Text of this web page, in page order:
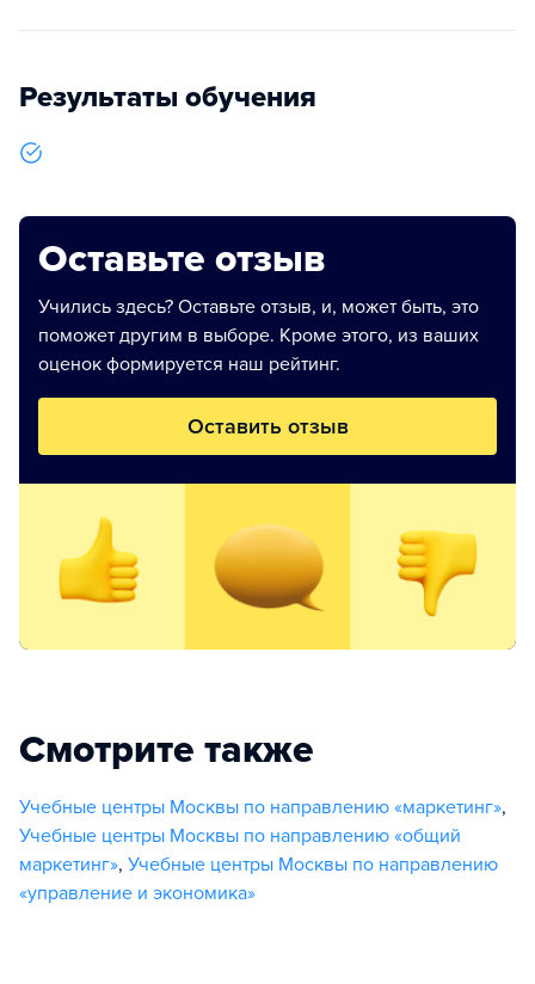
Результаты обучения
Оставьте отзыв
Учились здесь? Оставьте отзыв, и, может быть, это
поможет другим в выборе. Кроме этого, из ваших
оценок формируется наш рейтинг.
Оставить отзыв
Смотрите также
Учебные центры Москвы по направлению «маркетинг»,
Учебные центры Москвы по направлению «общий
маркетинг», Учебные центры Москвы по направлению
«управление и экономика»